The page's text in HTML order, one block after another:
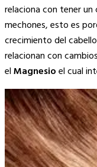
relaciona con tener
mechones, esto es
crecimiento del
relacionan con
elMagnesioel cual